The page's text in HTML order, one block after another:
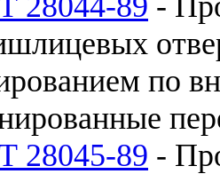
по
28045-89 -